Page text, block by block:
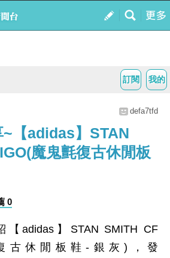
我的
訂閱
defa7tfd
【adidas】STAN
魔鬼氈復古休閒板
0
adidas】STAN SMITH CF
古休閒板鞋-銀灰)，發